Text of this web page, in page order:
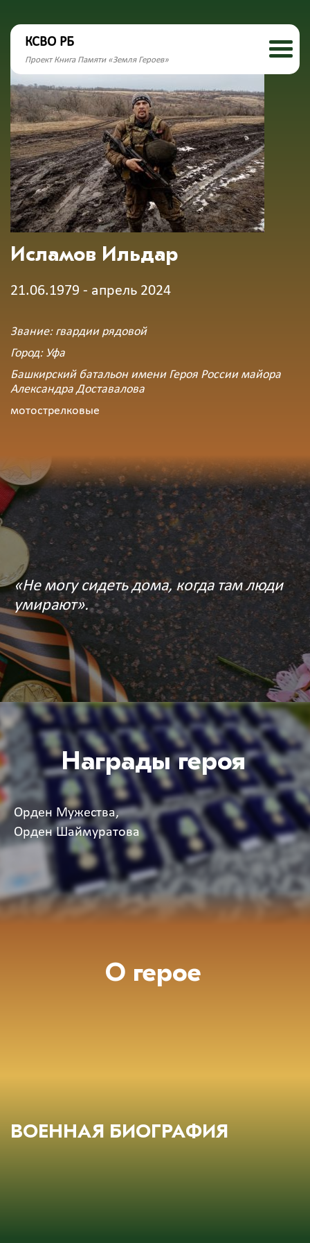
КСВО РБ
Проект Книга Памяти «Земля Героев»
Исламов Ильдар
21.06.1979 - апрель 2024
Звание: гвардии рядовой
Город: Уфа
Башкирский батальон имени Героя России майора
Александра Доставалова
мотострелковые
«Не могу сидеть дома, когда там люди
умирают».
Награды героя
Орден Мужества,
Орден Шаймуратова
О герое
ВОЕННАЯ БИОГРАФИЯ